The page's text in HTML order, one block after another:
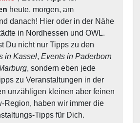
heute, morgen, am
danach! Hier oder in der Nähe
in Nordhessen und OWL.
Du nicht nur Tipps zu den
in Kassel, Events in Paderborn
, sondern eben jede
zu Veranstaltungen in der
unzähligen kleinen aber feinen
Region, haben wir immer die
Tipps für Dich.